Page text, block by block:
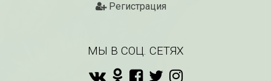
Регистрация
МЫ В СОЦ. СЕТЯХ